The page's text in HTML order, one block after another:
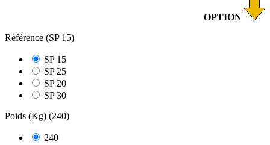
OPTION
Référence (SP 15)
SP 15
SP 25
SP 20
SP 30
Poids (Kg) (240)
240